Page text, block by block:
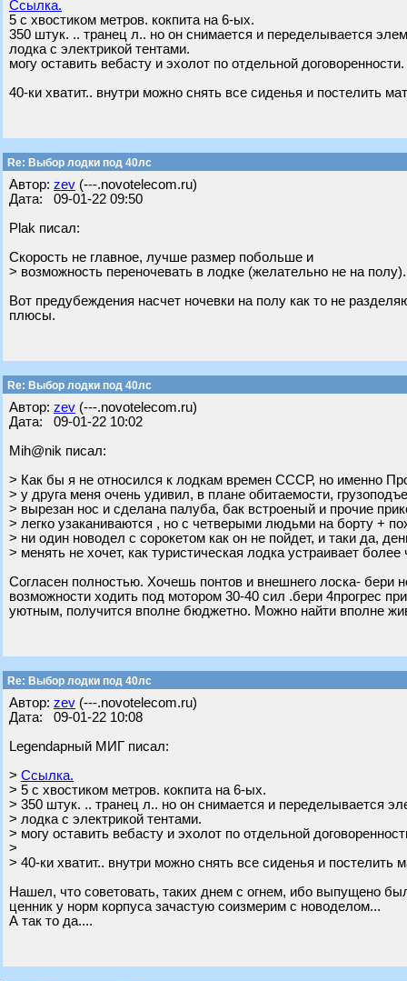
Ссылка.
5 с хвостиком метров. кокпита на 6-ых.
350 штук. .. транец л.. но он снимается и переделывается
лодка с электрикой тентами.
могу оставить вебасту и эхолот по отдельной договоренности.
40-ки хватит.. внутри можно снять все сиденья и постелить
Re: Выбор лодки под 40лс
Автор: zev (---.novotelecom.ru)
Дата: 09-01-22 09:50
Plak писал:
Скорость не главное, лучше размер побольше и
> возможность переночевать в лодке (желательно не на полу).
Вот предубеждения насчет ночевки на полу как то не
плюсы.
Re: Выбор лодки под 40лс
Автор: zev (---.novotelecom.ru)
Дата: 09-01-22 10:02
Mih@nik писал:
> Как бы я не относился к лодкам времен СССР, но именно
> у друга меня очень удивил, в плане обитаемости,
> вырезан нос и сделана палуба, бак встроеный и прочие
> легко узаканиваются , но с четверыми людьми на борту +
> ни один новодел с сорокетом как он не пойдет, и таки да,
> менять не хочет, как туристическая лодка устраивает более
Согласен полностью. Хочешь понтов и внешнего лоска- бери
возможности ходить под мотором 30-40 сил .бери 4прогрес
уютным, получится вполне бюджетно. Можно найти вполне
Re: Выбор лодки под 40лс
Автор: zev (---.novotelecom.ru)
Дата: 09-01-22 10:08
Legendарный МИГ писал:
> Ссылка.
> 5 с хвостиком метров. кокпита на 6-ых.
> 350 штук. .. транец л.. но он снимается и переделывается
> лодка с электрикой тентами.
> могу оставить вебасту и эхолот по отдельной
>
> 40-ки хватит.. внутри можно снять все сиденья и постелить
Нашел, что советовать, таких днем с огнем, ибо выпущено
ценник у норм корпуса зачастую соизмерим с новоделом...
А так то да....